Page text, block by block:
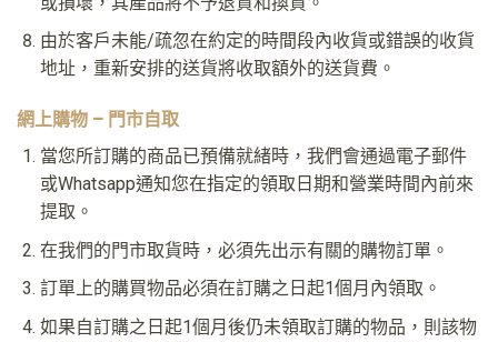
由於客戶未能/疏忽在約定的時間段內收貨或錯誤的收貨
地址，重新安排的送貨將收取額外的送貨費。
網上購物 – 門市自取
當您所訂購的商品已預備就緒時，我們會通過電子郵件
或Whatsapp通知您在指定的領取日期和營業時間內前來
提取。
在我們的門市取貨時，必須先出示有關的購物訂單。
訂單上的購買物品必須在訂購之日起1個月內領取。
如果自訂購之日起1個月後仍未領取訂購的物品，則該物